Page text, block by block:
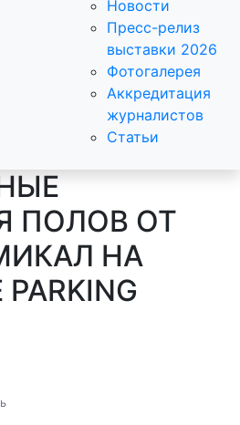
Новости
Пресс-релиз
выставки 2026
Фотогалерея
Аккредитация
журналистов
Статьи
ПОЛОВ ОТ
НА